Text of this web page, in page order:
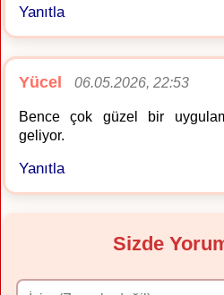
Yanıtla
Yücel 06.05.2026, 22:53
Bence çok güzel bir
geliyor.
Yanıtla
Sizde